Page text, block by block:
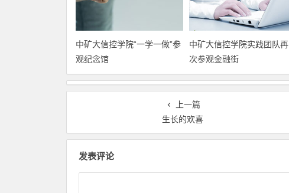
中矿大信控学院“一学一做”参
观纪念馆
中矿大信控学院实践团队再
次参观金融街
上一篇
生长的欢喜
发表评论